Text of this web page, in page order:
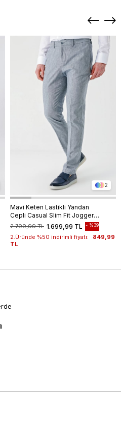
2
Mavi Keten Lastikli Yandan
Cepli Casual Slim Fit Jogger
Pantolon 1003240103
1.699,99 TL
2.799,99 TL %39
2.Üründe %50 indirimli fiyatı:
849,99
TL